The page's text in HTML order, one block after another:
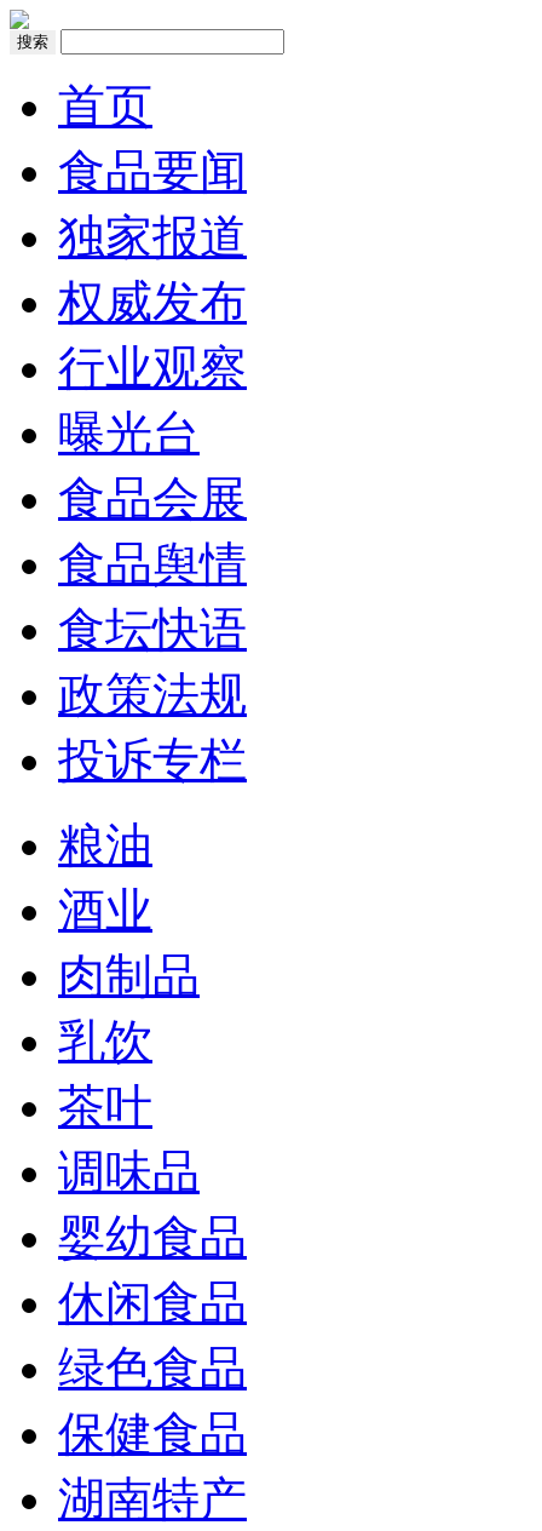
搜索
首页
食品要闻
独家报道
权威发布
行业观察
曝光台
食品会展
食品舆情
食坛快语
政策法规
投诉专栏
粮油
酒业
肉制品
乳饮
茶叶
调味品
婴幼食品
休闲食品
绿色食品
保健食品
湖南特产